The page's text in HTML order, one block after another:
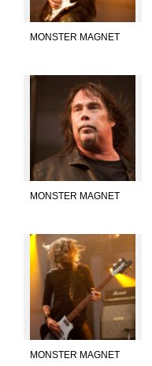
MONSTER MAGNET
MONSTER MAGNET
MONSTER MAGNET